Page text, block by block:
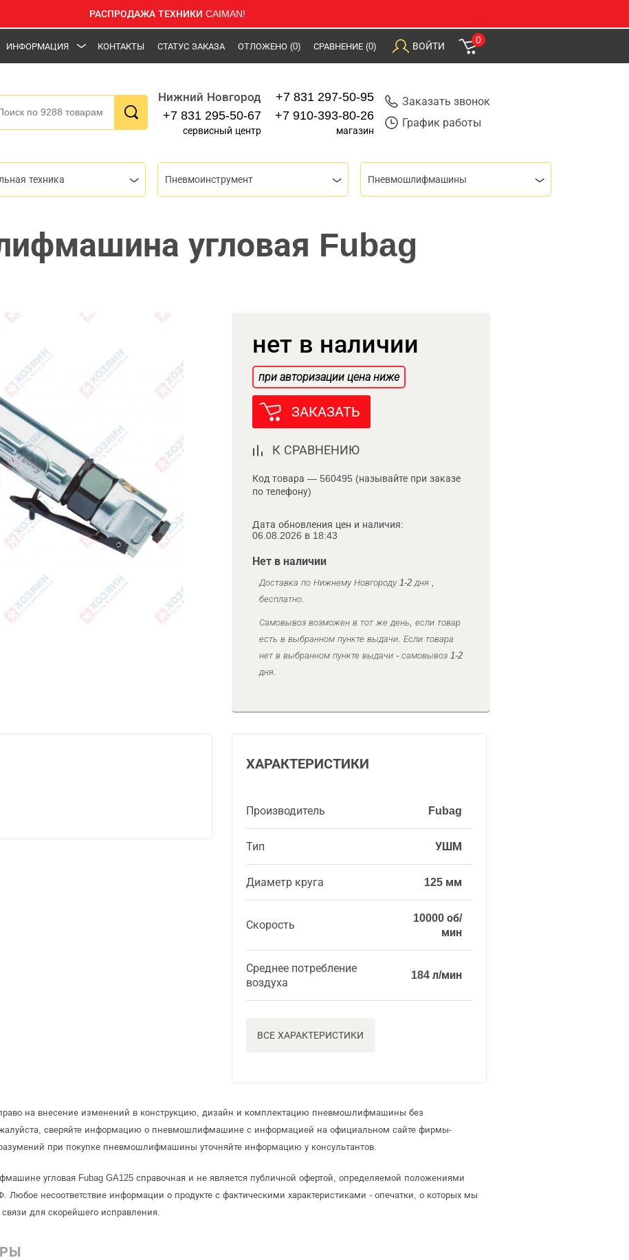
РАСПРОДАЖА ТЕХНИКИ CAIMAN!
ИНФОРМАЦИЯ КОНТАКТЫ СТАТУС ЗАКАЗА ОТЛОЖЕНО (0) СРАВНЕНИЕ (0) ВОЙТИ
0
Нижний Новгород
+7 831 295-50-67
сервисный центр
+7 831 297-50-95
+7 910-393-80-26
магазин
Заказать звонок
График работы
техника Пневмоинструмент Пневмошлифмашины
угловая Fubag
нет в наличии
при авторизации цена ниже
ЗАКАЗАТЬ
К СРАВНЕНИЮ
Код товара — 560495 (называйте при заказе
по телефону)
Дата обновления цен и наличия:
06.08.2026 в 18:43
Нет в наличии
Доставка по Нижнему Новгороду 1-2 дня ,
бесплатно.
Самовывоз возможен в тот же день, если товар
есть в выбранном пункте выдачи. Если товара
нет в выбранном пункте выдачи - самовывоз 1-2
дня.
ХАРАКТЕРИСТИКИ
Производитель Fubag
Тип УШМ
Диаметр круга 125 мм
Скорость
10000 об/
мин
Среднее потребление
воздуха
184 л/мин
ВСЕ ХАРАКТЕРИСТИКИ
право на внесение изменений в конструкцию, дизайн и комплектацию пневмошлифмашины без
сверяйте информацию о пневмошлифмашине с информацией на официальном сайте фирмы-
при покупке пневмошлифмашины уточняйте информацию у консультантов.
угловая Fubag GA125 справочная и не является публичной офертой, определяемой положениями
Любое несоответствие информации о продукте с фактическими характеристиками - опечатки, о которых мы
для скорейшего исправления.